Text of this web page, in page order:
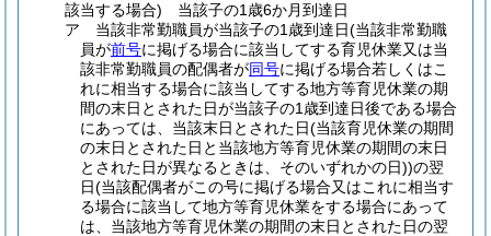
該当する場合) 当該子の1歳6か月到達日
ア
当該非常勤職員が当該子の1歳到達日(当該非常勤職
員が前号に掲げる場合に該当してする育児休業又は当
該非常勤職員の配偶者が同号に掲げる場合若しくはこ
れに相当する場合に該当してする地方等育児休業の期
間の末日とされた日が当該子の1歳到達日後である場合
にあっては、当該末日とされた日(当該育児休業の期間
の末日とされた日と当該地方等育児休業の期間の末日
とされた日が異なるときは、そのいずれかの日))の翌
日(当該配偶者がこの号に掲げる場合又はこれに相当す
る場合に該当して地方等育児休業をする場合にあって
は、当該地方等育児休業の期間の末日とされた日の翌